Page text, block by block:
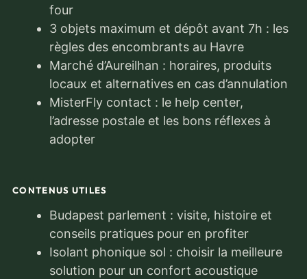
four
3 objets maximum et dépôt avant 7h : les
règles des encombrants au Havre
Marché d’Aureilhan : horaires, produits
locaux et alternatives en cas d’annulation
MisterFly contact : le help center,
l’adresse postale et les bons réflexes à
adopter
CONTENUS UTILES
Budapest parlement : visite, histoire et
conseils pratiques pour en profiter
Isolant phonique sol : choisir la meilleure
solution pour un confort acoustique